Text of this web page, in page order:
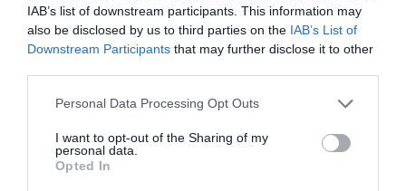
IAB’s list of downstream participants. This information may
also be disclosed by us to third parties on the IAB’s List of
Downstream Participants that may further disclose it to other
Please note that this website/app uses one or more Google
not limited to your visit or usage behaviour. You may click to
grant or deny consent to Google and its third-party tags to
use your data for below specified purposes in below Google
Personal Data Processing Opt Outs
I want to opt-out of the Sharing of my
personal data.
Opted In